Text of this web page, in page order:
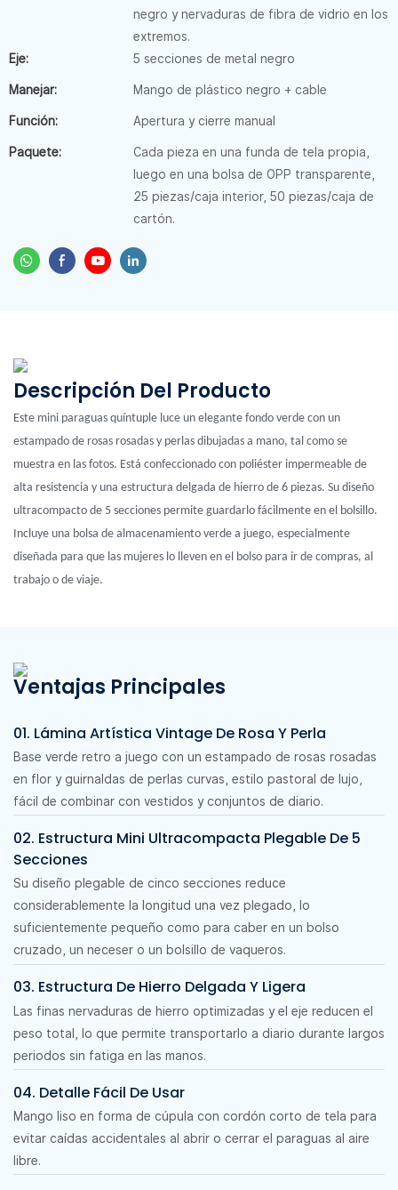
negro y nervaduras de fibra de vidrio en los
extremos.
Eje:
5 secciones de metal negro
Manejar: Mango de plástico negro + cable
Función: Apertura y cierre manual
Paquete:
Cada pieza en una funda de tela propia,
luego en una bolsa de OPP transparente,
25 piezas/caja interior, 50 piezas/caja de
cartón.
Descripción Del Producto
Este mini paraguas quíntuple luce un elegante fondo verde con un
estampado de rosas rosadas y perlas dibujadas a mano, tal como se
muestra en las fotos. Está confeccionado con poliéster impermeable de
alta resistencia y una estructura delgada de hierro de 6 piezas. Su diseño
ultracompacto de 5 secciones permite guardarlo fácilmente en el bolsillo.
Incluye una bolsa de almacenamiento verde a juego, especialmente
diseñada para que las mujeres lo lleven en el bolso para ir de compras, al
trabajo o de viaje.
Ventajas Principales
01. Lámina Artística Vintage De Rosa Y Perla
Base verde retro a juego con un estampado de rosas rosadas
en flor y guirnaldas de perlas curvas, estilo pastoral de lujo,
fácil de combinar con vestidos y conjuntos de diario.
02. Estructura Mini Ultracompacta Plegable De 5
Secciones
Su diseño plegable de cinco secciones reduce
considerablemente la longitud una vez plegado, lo
suficientemente pequeño como para caber en un bolso
cruzado, un neceser o un bolsillo de vaqueros.
03. Estructura De Hierro Delgada Y Ligera
Las finas nervaduras de hierro optimizadas y el eje reducen el
peso total, lo que permite transportarlo a diario durante largos
periodos sin fatiga en las manos.
04. Detalle Fácil De Usar
Mango liso en forma de cúpula con cordón corto de tela para
evitar caídas accidentales al abrir o cerrar el paraguas al aire
libre.